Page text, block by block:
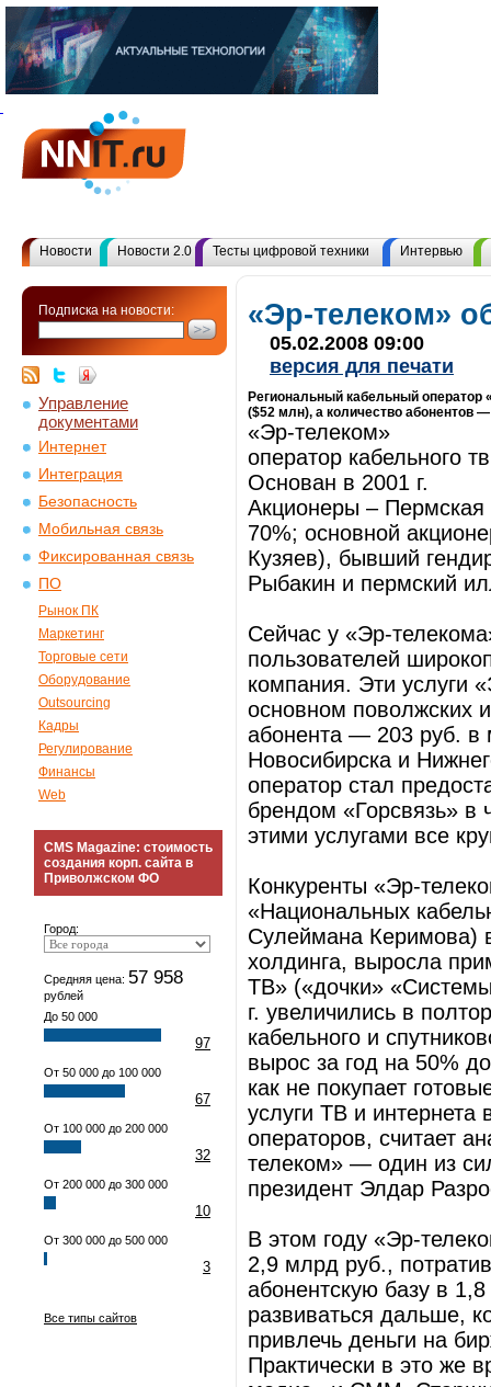
Новости Новости 2.0 Тесты цифровой техники Интервью
Подписка на новости:
Управление
документами
Интернет
Интеграция
Безопасность
Мобильная связь
Фиксированная связь
ПО
Рынок ПК
Маркетинг
Торговые сети
Оборудование
Outsourcing
Кадры
Регулирование
Финансы
Web
CMS Magazine: стоимость
создания корп. сайта в
Приволжском ФО
Город:
Средняя цена: 57 958
рублей
До 50 000
97
От 50 000 до 100 000
67
От 100 000 до 200 000
32
От 200 000 до 300 000
10
От 300 000 до 500 000
3
Все типы сайтов
«Эр-телеком»
05.02.2008 09:00
версия для печати
Региональный кабельный оператор
($52 млн), а количество абонентов
«Эр-телеком»
оператор кабельного
Основан в 2001 г.
Акционеры –
70%; основной
Кузяев), бывший
Рыбакин и пермский
Сейчас у «Эр-
пользователей
компания. Эти услуги
основном поволжских
абонента — 203 руб. в
Новосибирска и
оператор стал
брендом «Горсвязь» в
этими услугами все
Конкуренты «Эр-
«Национальных
Сулеймана Керимова)
холдинга, выросла
ТВ» («дочки»
г. увеличились в
кабельного и
вырос за год на 50%
как не покупает
услуги ТВ и интернета
операторов, считает
телеком» — один из
президент Элдар
В этом году «Эр-
2,9 млрд руб.,
абонентскую базу в
развиваться дальше,
привлечь деньги на
Практически в это же